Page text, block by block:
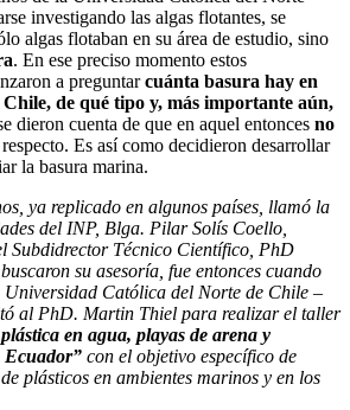
investigando las algas flotantes, se
algas flotaban en su área de estudio, sino
. En ese preciso momento estos
a preguntarcuánta basura hay en
de qué tipo y, más importante aún,
dieron cuenta de que en aquel entonces no
Es así como decidieron desarrollar
la basura marina.
ya replicado en algunos países, llamó la
del INP, Blga. Pilar Solís Coello,
Subdidrector Técnico Científico, PhD
su asesoría, fue entonces cuando
Católica del Norte de Chile –
al PhD. Martin Thiel para realizar el taller
en agua, playas de arena y
Ecuador” con el objetivo específico de
plásticos en ambientes marinos y en los